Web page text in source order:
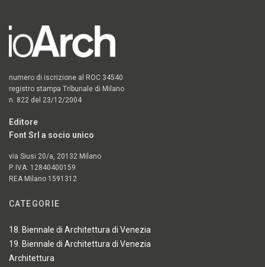
numero di iscrizione al ROC 34540
registro stampa Tribunale di Milano
n. 822 del 23/12/2004
Editore
Font Srl a socio unico
via Siusi 20/a, 20132 Milano
P. IVA: 12840400159
REA Milano 1591312
CATEGORIE
18. Biennale di Architettura di Venezia
19. Biennale di Architettura di Venezia
Architettura